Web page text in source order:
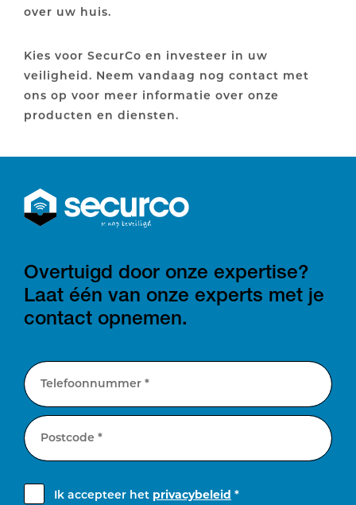
over uw huis.
Kies voor SecurCo en investeer in uw
veiligheid. Neem vandaag nog contact met
ons op voor meer informatie over onze
producten en diensten.
Overtuigd door onze expertise?
Laat één van onze experts met je
contact opnemen.
Telefoonnummer *
Postcode *
Ik accepteer het privacybeleid *